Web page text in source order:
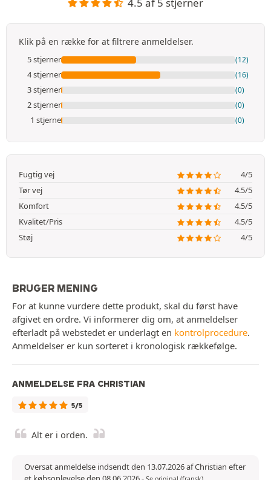
Klik på en række for at filtrere anmeldelser.
5 stjerner (12)
4 stjerner (16)
3 stjerner (0)
2 stjerner (0)
1 stjerne (0)
Fugtig vej
4/5
Tør vej
4.5/5
Komfort
4.5/5
Kvalitet/Pris
4.5/5
Støj
4/5
BRUGER MENING
For at kunne vurdere dette produkt, skal du først have
afgivet en ordre. Vi informerer dig om, at anmeldelser
efterladt på webstedet er underlagt en kontrolprocedure.
Anmeldelser er kun sorteret i kronologisk rækkefølge.
ANMELDELSE FRA CHRISTIAN
5/5
Alt er i orden.
Oversat anmeldelse indsendt den 13.07.2026 af Christian efter